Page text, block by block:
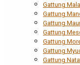
Gattung
Gattung
Gattung
Gattung
Gattung
Gattung
Gattung